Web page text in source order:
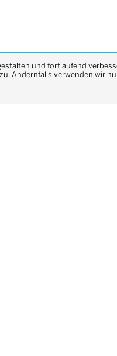
und fortlaufend
Andernfalls verwenden wir